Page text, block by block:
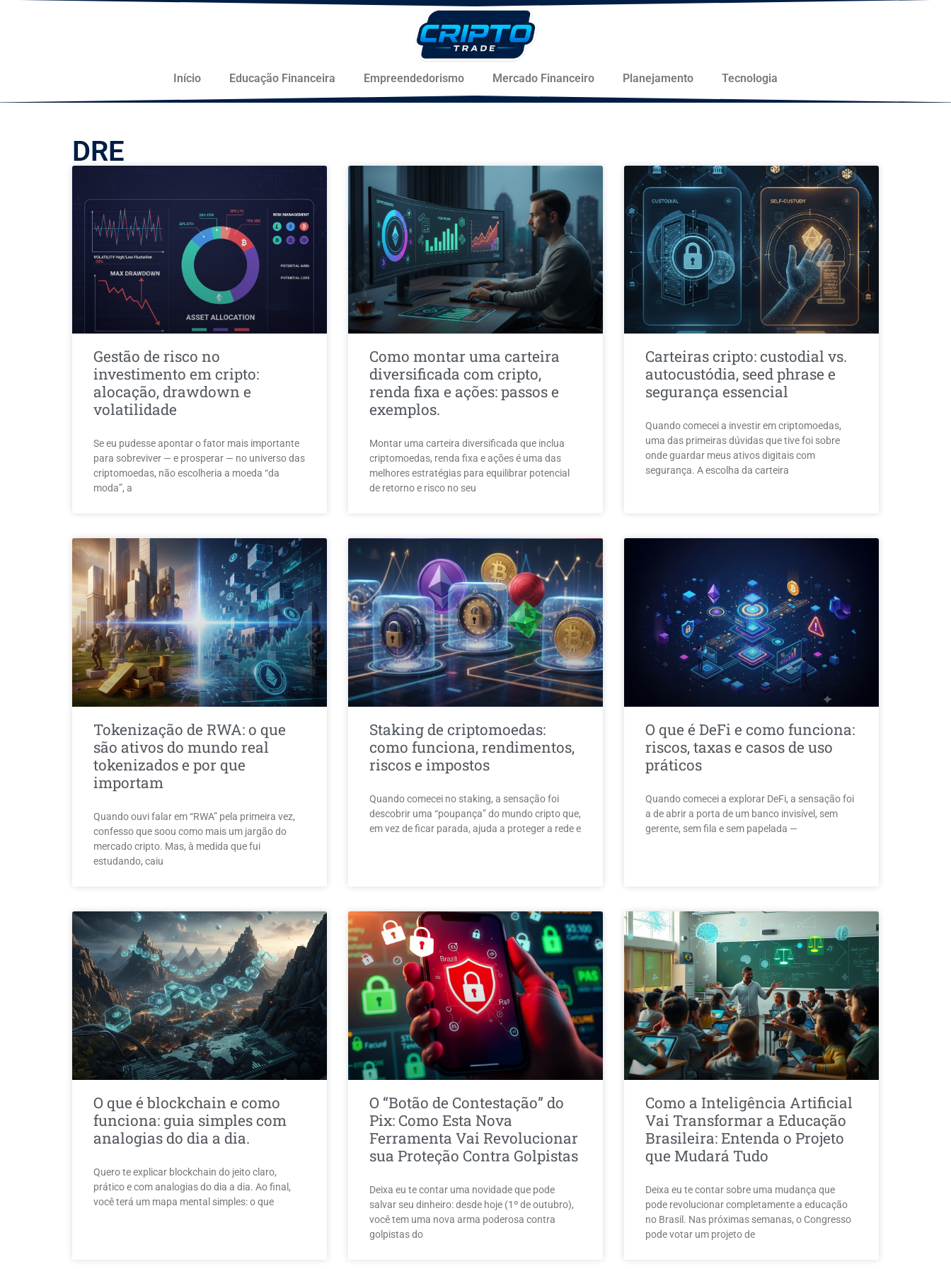
Início Educação Financeira Empreendedorismo Mercado Financeiro Planejamento Tecnologia
DRE
Gestão de risco no
investimento em cripto:
alocação, drawdown e
volatilidade
Se eu pudesse apontar o fator mais importante
para sobreviver — e prosperar — no universo das
criptomoedas, não escolheria a moeda “da
moda”, a
Como montar uma carteira
diversificada com cripto,
renda fixa e ações: passos e
exemplos.
Montar uma carteira diversificada que inclua
criptomoedas, renda fixa e ações é uma das
melhores estratégias para equilibrar potencial
de retorno e risco no seu
Carteiras cripto: custodial vs.
autocustódia, seed phrase e
segurança essencial
Quando comecei a investir em criptomoedas,
uma das primeiras dúvidas que tive foi sobre
onde guardar meus ativos digitais com
segurança. A escolha da carteira
Tokenização de RWA: o que
são ativos do mundo real
tokenizados e por que
importam
Quando ouvi falar em “RWA” pela primeira vez,
confesso que soou como mais um jargão do
mercado cripto. Mas, à medida que fui
estudando, caiu
Staking de criptomoedas:
como funciona, rendimentos,
riscos e impostos
Quando comecei no staking, a sensação foi
descobrir uma “poupança” do mundo cripto que,
em vez de ficar parada, ajuda a proteger a rede e
O que é DeFi e como funciona:
riscos, taxas e casos de uso
práticos
Quando comecei a explorar DeFi, a sensação foi
a de abrir a porta de um banco invisível, sem
gerente, sem fila e sem papelada —
O que é blockchain e como
funciona: guia simples com
analogias do dia a dia.
Quero te explicar blockchain do jeito claro,
prático e com analogias do dia a dia. Ao final,
você terá um mapa mental simples: o que
O “Botão de Contestação” do
Pix: Como Esta Nova
Ferramenta Vai Revolucionar
sua Proteção Contra Golpistas
Deixa eu te contar uma novidade que pode
salvar seu dinheiro: desde hoje (1º de outubro),
você tem uma nova arma poderosa contra
golpistas do
Como a Inteligência Artificial
Vai Transformar a Educação
Brasileira: Entenda o Projeto
que Mudará Tudo
Deixa eu te contar sobre uma mudança que
pode revolucionar completamente a educação
no Brasil. Nas próximas semanas, o Congresso
pode votar um projeto de